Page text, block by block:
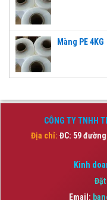
Màng PE 4KG
CÔNG TY TNHH
Địa chỉ: ĐC: 59
Kinh
Email: